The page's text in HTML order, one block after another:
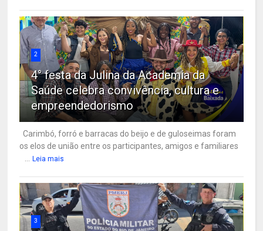
2
4° festa da Julina da Academia da
Saúde celebra convivência, cultura e
empreendedorismo
Carimbó, forró e barracas do beijo e de guloseimas foram
os elos de união entre os participantes, amigos e familiares
Leia mais
3